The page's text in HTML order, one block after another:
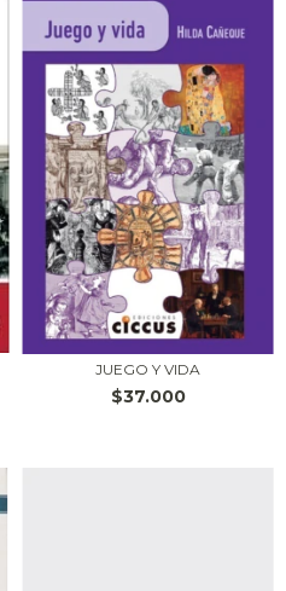
JUEGO Y VIDA
$37.000